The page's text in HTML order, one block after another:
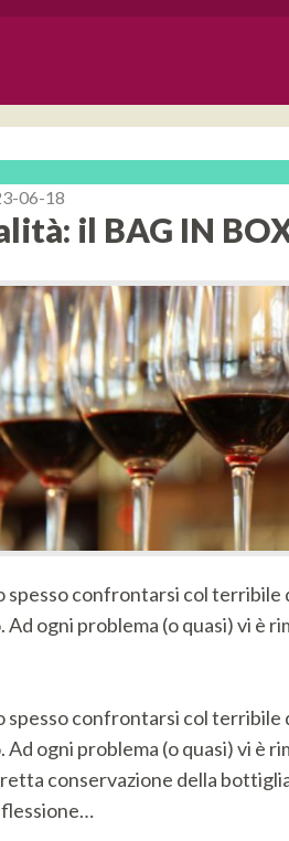
06-18
il BAG IN
spesso confrontarsi col
ogni problema (o quasi) vi è
spesso confrontarsi col
ogni problema (o quasi) vi è
conservazione della